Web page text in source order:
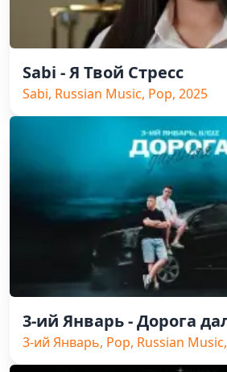
Sabi - Я Твой Стресс
Sabi, Russian Music, Pop, 2025
3-ий Январь - Дорога
3-ий Январь, Pop, Russian Music,
2025